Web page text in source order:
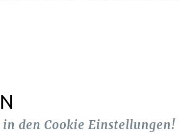
den Cookie Einstellungen!